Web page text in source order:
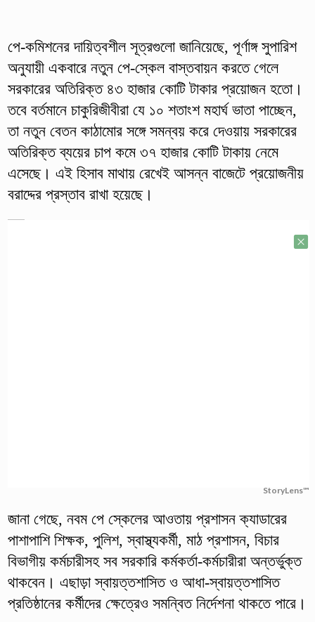
পে-কমিশনের দায়িত্বশীল সূত্রগুলো জানিয়েছে, পূর্ণাঙ্গ সুপারিশ
অনুযায়ী একবারে নতুন পে-স্কেল বাস্তবায়ন করতে গেলে
সরকারের অতিরিক্ত ৪৩ হাজার কোটি টাকার প্রয়োজন হতো।
তবে বর্তমানে চাকুরিজীবীরা যে ১০ শতাংশ মহার্ঘ ভাতা পাচ্ছেন,
তা নতুন বেতন কাঠামোর সঙ্গে সমন্বয় করে দেওয়ায় সরকারের
অতিরিক্ত ব্যয়ের চাপ কমে ৩৭ হাজার কোটি টাকায় নেমে
এসেছে। এই হিসাব মাথায় রেখেই আসন্ন বাজেটে প্রয়োজনীয়
বরাদ্দের প্রস্তাব রাখা হয়েছে।
StoryLens™
জানা গেছে, নবম পে স্কেলের আওতায় প্রশাসন ক্যাডারের
পাশাপাশি শিক্ষক, পুলিশ, স্বাস্থ্যকর্মী, মাঠ প্রশাসন, বিচার
বিভাগীয় কর্মচারীসহ সব সরকারি কর্মকর্তা-কর্মচারীরা অন্তর্ভুক্ত
থাকবেন। এছাড়া স্বায়ত্তশাসিত ও আধা-স্বায়ত্তশাসিত
প্রতিষ্ঠানের কর্মীদের ক্ষেত্রেও সমন্বিত নির্দেশনা থাকতে পারে।